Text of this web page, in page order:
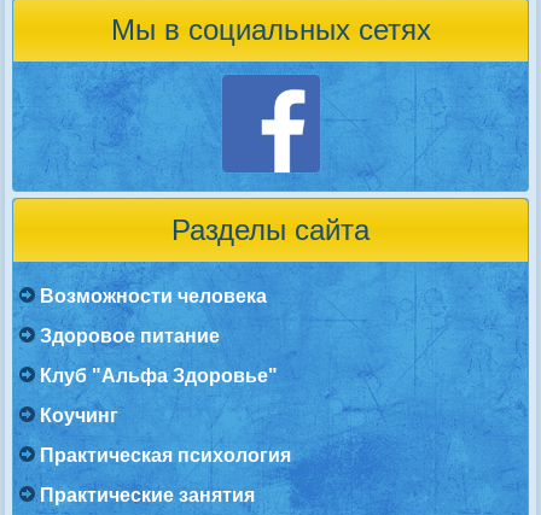
Мы в социальных сетях
Разделы сайта
Возможности человека
Здоровое питание
Клуб "Альфа Здоровье"
Коучинг
Практическая психология
Практические занятия